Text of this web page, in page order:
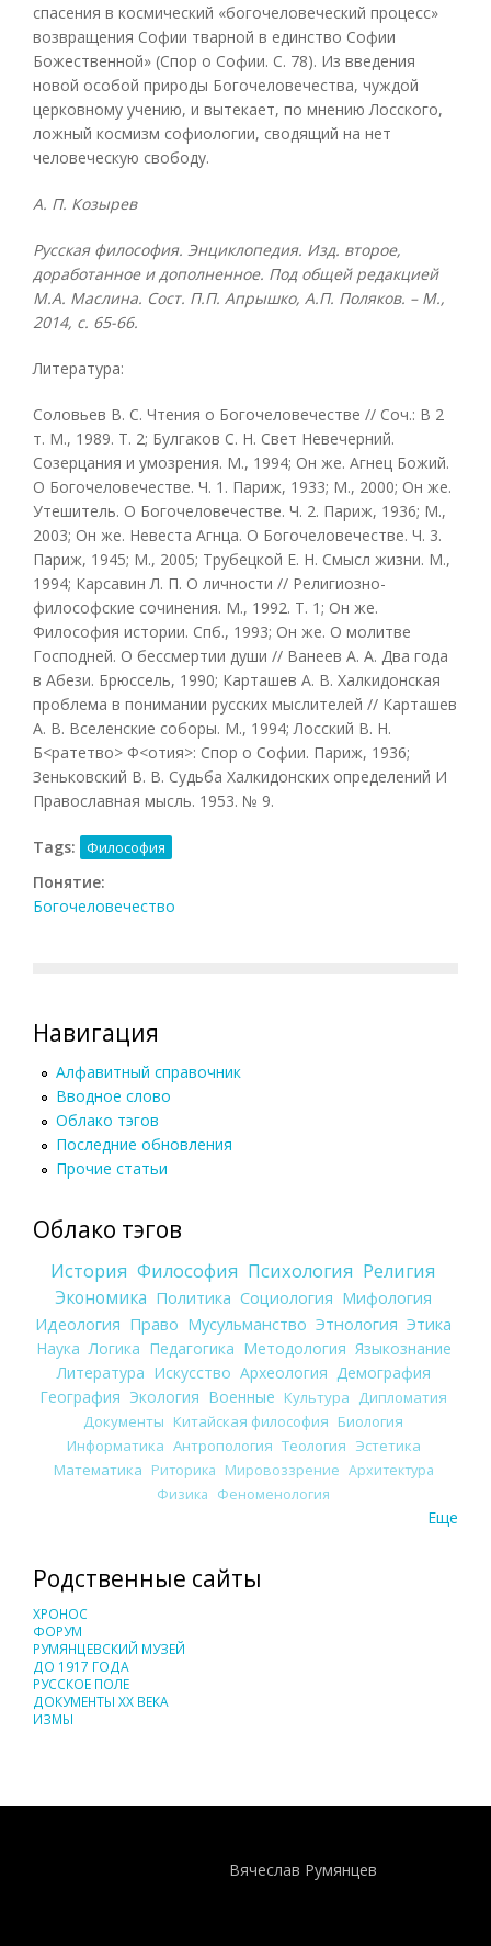
спасения в космический «богочеловеческий процесс»
возвращения Софии тварной в единство Софии
Божественной» (Спор о Софии. С. 78). Из введения
новой особой природы Богочеловечества, чуждой
церковному учению, и вытекает, по мнению Лосского,
ложный космизм софиологии, сводящий на нет
человеческую свободу.
А. П. Козырев
Русская философия. Энциклопедия. Изд. второе,
доработанное и дополненное. Под общей редакцией
М.А. Маслина. Сост. П.П. Апрышко, А.П. Поляков. – М.,
2014, с. 65-66.
Литература:
Соловьев В. С. Чтения о Богочеловечестве // Соч.: В 2
т. М., 1989. Т. 2; Булгаков С. Н. Свет Невечерний.
Созерцания и умозрения. М., 1994; Он же. Агнец Божий.
О Богочеловечестве. Ч. 1. Париж, 1933; М., 2000; Он же.
Утешитель. О Богочеловечестве. Ч. 2. Париж, 1936; М.,
2003; Он же. Невеста Агнца. О Богочеловечестве. Ч. 3.
Париж, 1945; М., 2005; Трубецкой Е. Н. Смысл жизни. М.,
1994; Карсавин Л. П. О личности // Религиозно-
философские сочинения. М., 1992. Т. 1; Он же.
Философия истории. Спб., 1993; Он же. О молитве
Господней. О бессмертии души // Ванеев А. А. Два года
в Абези. Брюссель, 1990; Карташев А. В. Халкидонская
проблема в понимании русских мыслителей // Карташев
А. В. Вселенские соборы. М., 1994; Лосский В. Н.
Б<ратетво> Ф<отия>: Спор о Софии. Париж, 1936;
Зеньковский В. В. Судьба Халкидонских определений И
Православная мысль. 1953. № 9.
Tags: Философия
Понятие:
Богочеловечество
Навигация
Алфавитный справочник
Вводное слово
Облако тэгов
Последние обновления
Прочие статьи
Облако тэгов
История Философия Психология Религия
Экономика Политика Социология Мифология
Идеология Право Мусульманство Этнология Этика
Наука Логика Педагогика Методология Языкознание
Литература Искусство Археология Демография
География Экология Военные Культура
Дипломатия
Документы Китайская философия Биология
Информатика Антропология Теология Эстетика
Математика Риторика Мировоззрение Архитектура
Физика Феноменология
Еще
Родственные сайты
ХРОНОС
ФОРУМ
РУМЯНЦЕВСКИЙ МУЗЕЙ
ДО 1917 ГОДА
РУССКОЕ ПОЛЕ
ДОКУМЕНТЫ XX ВЕКА
ИЗМЫ
Вячеслав Румянцев